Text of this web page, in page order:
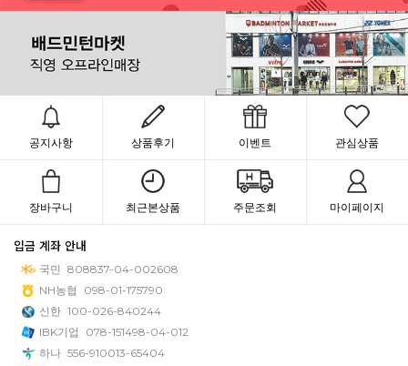
공지사항 상품후기 이벤트 관심상품
장바구니 최근본상품 주문조회 마이페이지
입금 계좌 안내
국민 808837-04-002608
NH농협
098-01-175790
신한 100-026-840244
IBK기업
078-151498-04-012
하나 556-910013-65404